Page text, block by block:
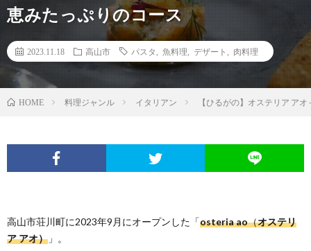
恵みたっぷりのコース
2023.11.18 高山市 パスタ 魚料理 デザート 肉料理
HOME 料理ジャンル イタリアン 【ひるがの】オステリア ア
高山市荘川町に2023年9月にオープンした「osteria ao（オステリ
ア アオ） 」。